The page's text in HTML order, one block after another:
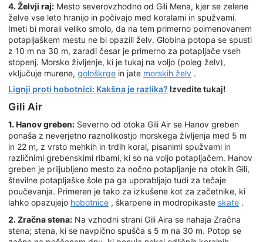
4. Želvji raj: Mesto severovzhodno od Gili Mena, kjer se zelene
želve vse leto hranijo in počivajo med koralami in spužvami.
Imeti bi morali veliko smolo, da na tem primerno poimenovanem
potapljaškem mestu ne bi opazili želv. Globina potopa se spusti
z 10 m na 30 m, zaradi česar je primerno za potapljače vseh
stopenj. Morsko življenje, ki je tukaj na voljo (poleg želv),
vključuje murene, gološkrge in jate morskih želv .
Lignji proti hobotnici: Kakšna je razlika? Izvedite tukaj!
Gili Air
1. Hanov greben: Severno od otoka Gili Air se Hanov greben
ponaša z neverjetno raznolikostjo morskega življenja med 5 m
in 22 m, z vrsto mehkih in trdih koral, pisanimi spužvami in
različnimi grebenskimi ribami, ki so na voljo potapljačem. Hanov
greben je priljubljeno mesto za nočno potapljanje na otokih Gili,
številne potapljaške šole pa ga uporabljajo tudi za tečaje
poučevanja. Primeren je tako za izkušene kot za začetnike, ki
lahko opazujejo hobotnice , škarpene in modropikaste skate .
2. Zračna stena: Na vzhodni strani Gili Aira se nahaja Zračna
stena; stena, ki se navpično spušča s 5 m na 30 m. Potop se